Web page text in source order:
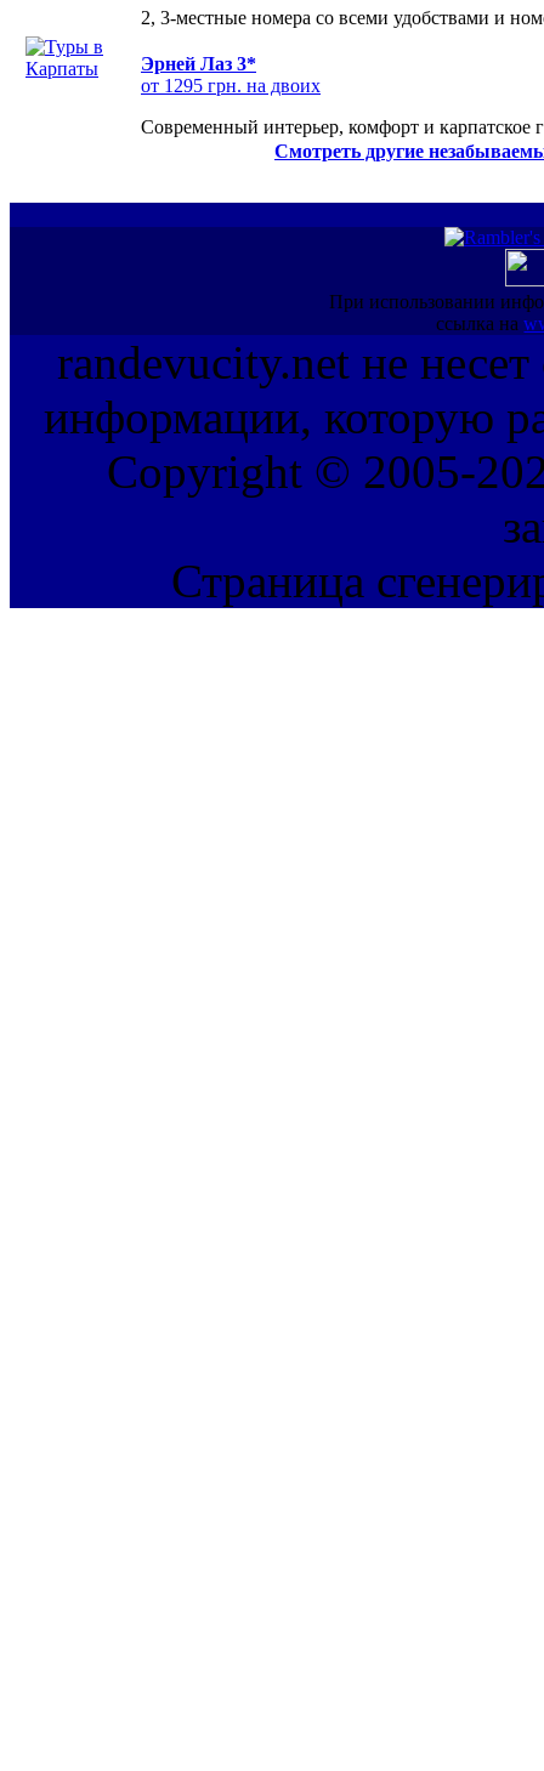
2, 3-местные номера со всеми удобствами и
Эрней Лаз 3*
от 1295 грн. на двоих
Современный интерьер, комфорт и карпатское
Смотреть другие
При использовании
ссылка на
randevucity.net не несет
информации, которую
Copyright © 2005-
Страница